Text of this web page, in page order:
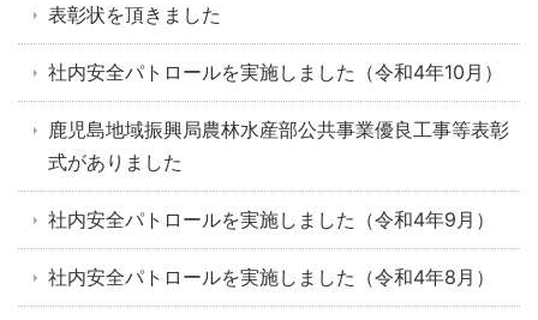
表彰状を頂きました
社内安全パトロールを実施しました（令和4年10月）
鹿児島地域振興局農林水産部公共事業優良工事等表彰
式がありました
社内安全パトロールを実施しました（令和4年9月）
社内安全パトロールを実施しました（令和4年8月）